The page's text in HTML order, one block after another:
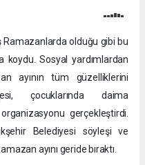
olduğu gibi bu
koydu. Sosyal yardımlardan
ayının tüm güzelliklerini
çocuklarında daima
gerçekleştirdi.
Belediyesi söyleşi ve
ayını geride bıraktı.